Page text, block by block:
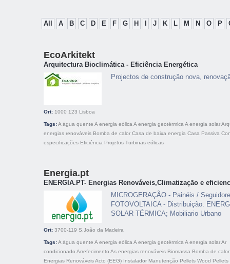
All A B C D E F G H J K L M N O P
EcoArkitekt
Arquitectura Bioclimática - Eficiência Energética
Projectos de construção nova,
Ort: 1000 123 Lisboa
Tags:A água quente A energia eólica A energia geotérmica A energia solar
energias renováveis Bomba de calor Casa de baixa energia Casa Passiva
especificações Eficiência Projetos Turbinas eólicas
Energia.pt
ENERGIA.PT- Energias Renováveis,Climatização e
MICROGERAÇÃO - Painéis /
FOTOVOLTAICA - Distribuição.
SOLAR TÉRMICA; Mobiliario Urbano
Ort: 3700-119 S.João da Madeira
Tags:A água quente A energia eólica A energia geotérmica A energia solarAr
condicionado Arrefecimento As energias renováveis Biomassa Bomba de calor
Energias Renováveis Acto (EEG) Instalador Manutenção Pellets Wood Pellets